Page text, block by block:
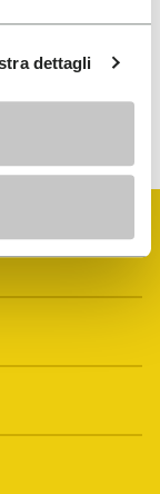
dettagli
l'iscrizione in